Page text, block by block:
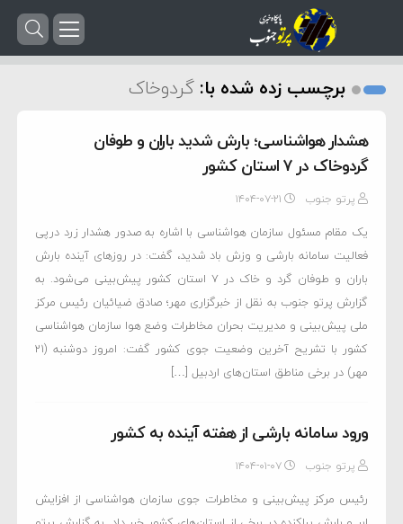
برچسب زده شده با: گردوخاک
هشدار هواشناسی؛ بارش شدید باران و طوفان
گردوخاک در ۷ استان کشور
پرتو جنوب ۱۴۰۴-۰۷-۲۱
یک مقام مسئول سازمان هواشناسی با اشاره به صدور هشدار زرد درپی
فعالیت سامانه بارشی و وزش باد شدید، گفت: در روزهای آینده بارش
باران و طوفان گرد و خاک در ۷ استان کشور پیش‌بینی می‌شود. به
گزارش پرتو جنوب به نقل از خبرگزاری مهر؛ صادق ضیائیان رئیس مرکز
ملی پیش‌بینی و مدیریت بحران مخاطرات وضع هوا سازمان هواشناسی
کشور با تشریح آخرین وضعیت جوی کشور گفت: امروز دوشنبه (۲۱
مهر) در برخی مناطق استان‌های اردبیل […]
ورود سامانه بارشی از هفته آینده به کشور
پرتو جنوب ۱۴۰۴-۰۱-۰۷
رئیس مرکز پیش‌بینی و مخاطرات جوی سازمان هواشناسی از افزایش